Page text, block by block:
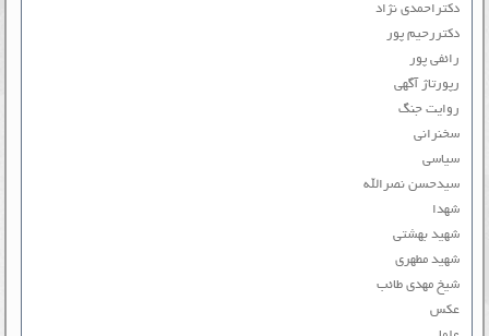
دکتراحمدی نژاد
دکتررحیم پور
رائفی پور
رپورتاژ آگهی
روایت جنگ
سخنرانی
سیاسی
سیدحسن نصرالله
شهدا
شهید بهشتی
شهید مطهری
شیخ مهدی طائب
عکس